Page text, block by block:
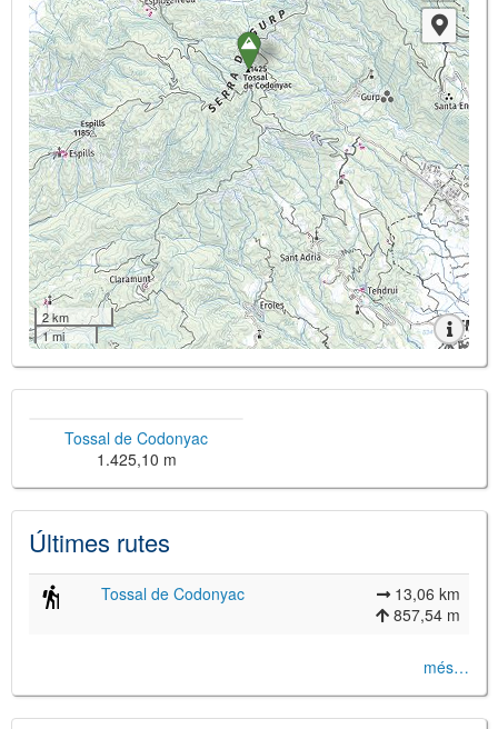
2 km
1 mi
Tossal de Codonyac
1.425,10 m
Últimes rutes
Tossal de Codonyac
13,06 km
857,54 m
més…